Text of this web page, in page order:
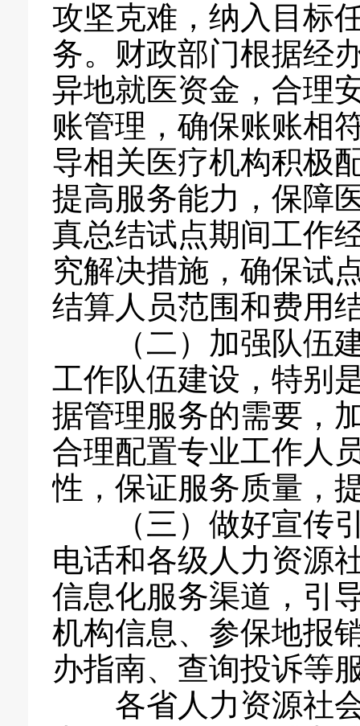
攻坚克难，纳入目标
务。财政部门根据经
异地就医资金，合理
账管理，确保账账相
导相关医疗机构积极
提高服务能力，保障
真总结试点期间工作
究解决措施，确保试
结算人员范围和费用
（二）加强队伍建
工作队伍建设，特别
据管理服务的需要，
合理配置专业工作人
性，保证服务质量，
（三）做好宣传引
电话和各级人力资源
信息化服务渠道，引
机构信息、参保地报
办指南、查询投诉等
各省人力资源社会